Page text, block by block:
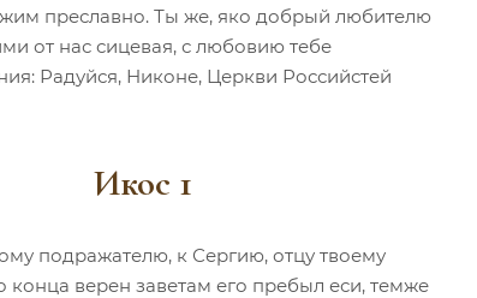
преславно. Ты же, яко добрый любителю
от нас сицевая, с любовию тебе
Радуйся, Никоне, Церкви Российстей
Икос 1
подражателю, к Сергию, отцу твоему
конца верен заветам его пребыл еси, темже